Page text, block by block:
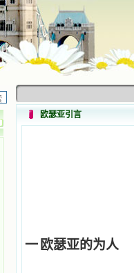
欧瑟亚引言
一 欧瑟亚的为人